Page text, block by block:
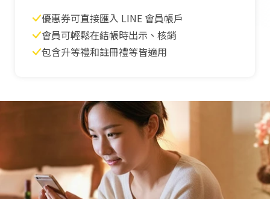
優惠券可直接匯入 LINE 會員帳戶
會員可輕鬆在結帳時出示、核銷
包含升等禮和註冊禮等皆適用